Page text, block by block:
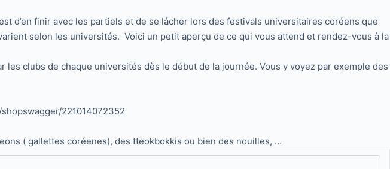
d’en finir avec les partiels et de se lâcher lors des festivals universitaires coréens que
selon les universités. Voici un petit aperçu de ce qui vous attend et rendez-vous à la
clubs de chaque universités dès le début de la journée. Vous y voyez par exemple des
221014072352
( gallettes coréenes), des tteokbokkis ou bien des nouilles, …